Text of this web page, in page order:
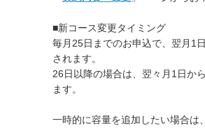
■新コース変更タイミング
毎月25日までのお申込で、翌月1
されます。
26日以降の場合は、翌々月1日か
ます。
一時的に容量を追加したい場合は